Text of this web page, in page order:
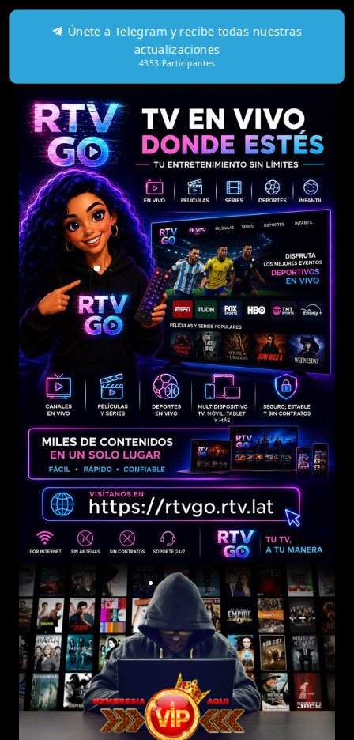
Únete a Telegram y recibe todas nuestras
actualizaciones
4353 Participantes